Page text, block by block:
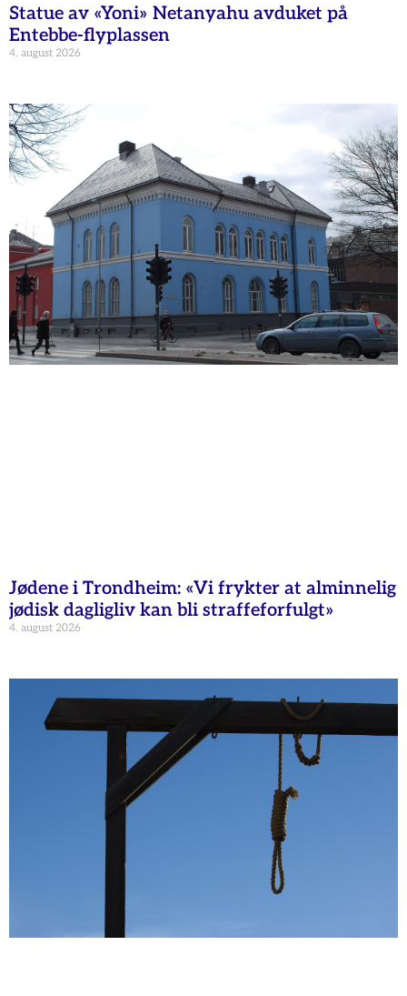
Statue av «Yoni» Netanyahu avduket på
Entebbe-flyplassen
4. august 2026
Jødene i Trondheim: «Vi frykter at alminnelig
jødisk dagligliv kan bli straffeforfulgt»
4. august 2026